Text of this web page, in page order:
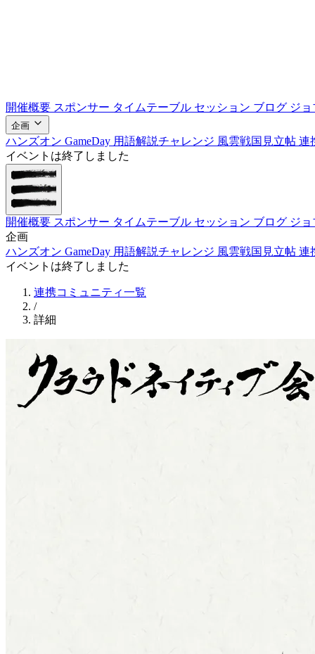
開催概要 スポンサー タイムテーブル セッション ブログ ジ
企画
ハンズオン GameDay 用語解説チャレンジ 風雲戦国見立帖 連
イベントは終了しました
開催概要 スポンサー タイムテーブル セッション ブログ ジ
企画
ハンズオン GameDay 用語解説チャレンジ 風雲戦国見立帖 連
イベントは終了しました
連携コミュニティ一覧
/
詳細